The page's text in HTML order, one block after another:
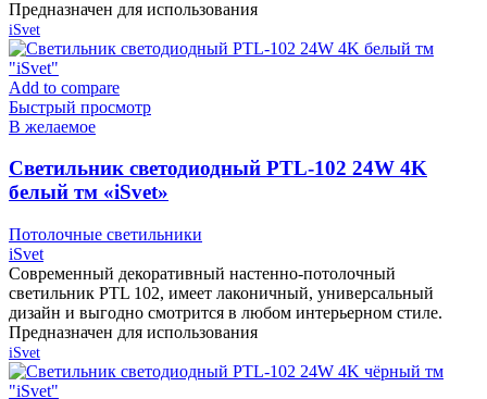
Предназначен для использования
iSvet
Add to compare
Быстрый просмотр
В желаемое
Cветильник светодиодный PTL-102 24W 4K
белый тм «iSvet»
Потолочные светильники
iSvet
Современный декоративный настенно-потолочный
светильник PTL 102, имеет лаконичный, универсальный
дизайн и выгодно смотрится в любом интерьерном стиле.
Предназначен для использования
iSvet